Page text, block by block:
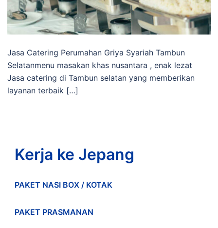
Jasa Catering Perumahan Griya Syariah Tambun
Selatanmenu masakan khas nusantara , enak lezat
Jasa catering di Tambun selatan yang memberikan
layanan terbaik […]
Kerja ke Jepang
PAKET NASI BOX / KOTAK
PAKET PRASMANAN